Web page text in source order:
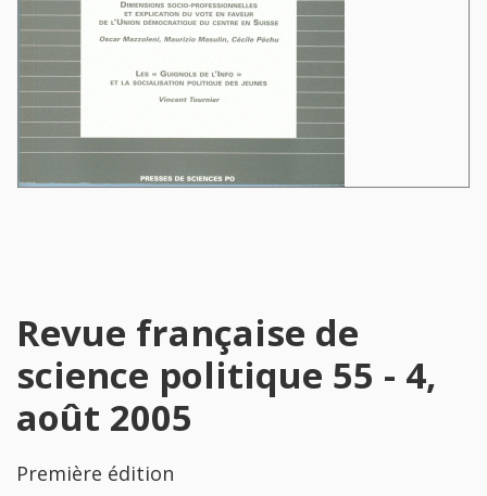
Revue française de
science politique 55 - 4,
août 2005
Première édition